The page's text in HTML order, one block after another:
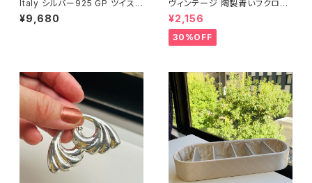
Italy シルバー925 GP ツイスト
チェーン（45.5cm）
¥9,680
ヴィンテージ 陶製青いフクロウ
貯金箱
¥2,156
30%OFF